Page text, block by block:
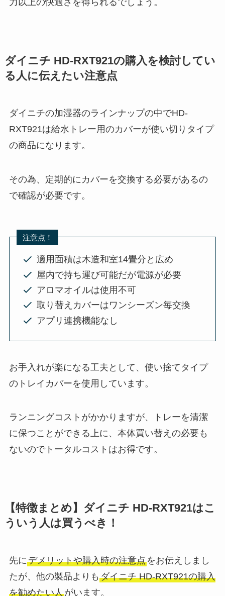
力以上の快適さを得られるでしょう。
ダイニチ HD-RXT921の購入を検討してい
る人に伝えたい注意点
ダイニチの加湿器のラインナップの中でHD-
RXT921は給水トレー用のカバーが使い切りタイプ
の商品になります。
その為、定期的にカバーを交換する必要があるの
で確認が必要です。
注意点！
適用面積は木造和室14畳分と広め
屋内で持ち運び可能だが電源が必要
アロマオイルは使用不可
取り替えカバーはワンシーズン毎交換
アプリ連携機能なし
お手入れが楽になる工夫として、使い捨てタイプ
のトレイカバーを使用しています。
ランニングコストがかかりますが、トレーを清潔
に保つことができる上に、本体買い替えの必要も
ないのでトータルコストはお得です。
【特徴まとめ】ダイニチ HD-RXT921はこ
ういう人は買うべき！
先にデメリットや購入時の注意点をお伝えしまし
たが、他の製品よりも ダイニチ HD-RXT921の購入
を勧めたい人がいます。